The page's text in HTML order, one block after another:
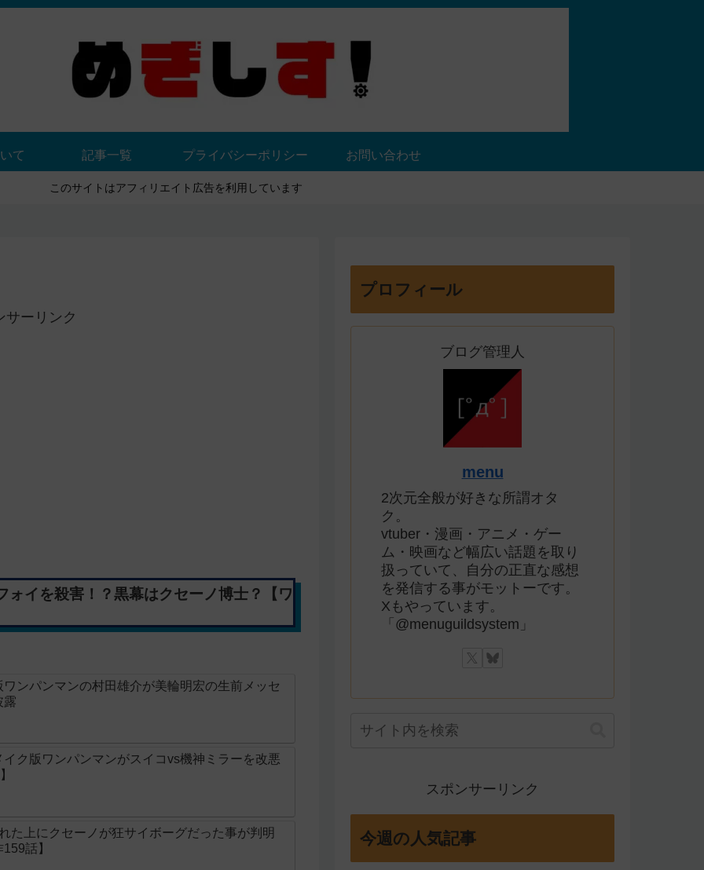
て 記事一覧 プライバシーポリシー お問い合わせ
このサイトはアフィリエイト広告を利用しています
サーリンク
イを殺害！？黒幕はクセーノ博士？【ワ
ンパンマンの村田雄介が美輪明宏の生前メッセ
露
ク版ワンパンマンがスイコvs機神ミラーを改悪
た上にクセーノが狂サイボーグだった事が判明
話】
プロフィール
ブログ管理人
menu
2次元全般が好きな所謂オタ
ク。
vtuber・漫画・アニメ・ゲー
ム・映画など幅広い話題を取り
扱っていて、自分の正直な感想
を発信する事がモットーです。
Xもやっています。
「@menuguildsystem」
スポンサーリンク
今週の人気記事